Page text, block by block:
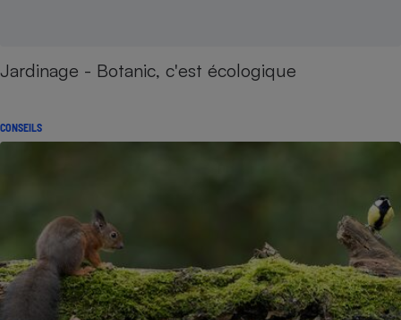
Jardinage - Botanic, c'est écologique
CONSEILS